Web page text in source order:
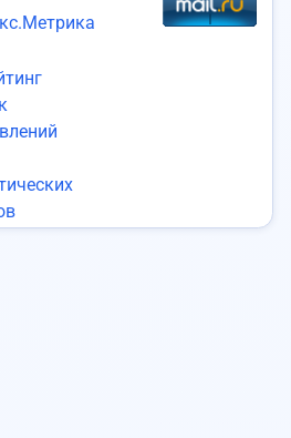
видеокарту
123(+3 сегодня)